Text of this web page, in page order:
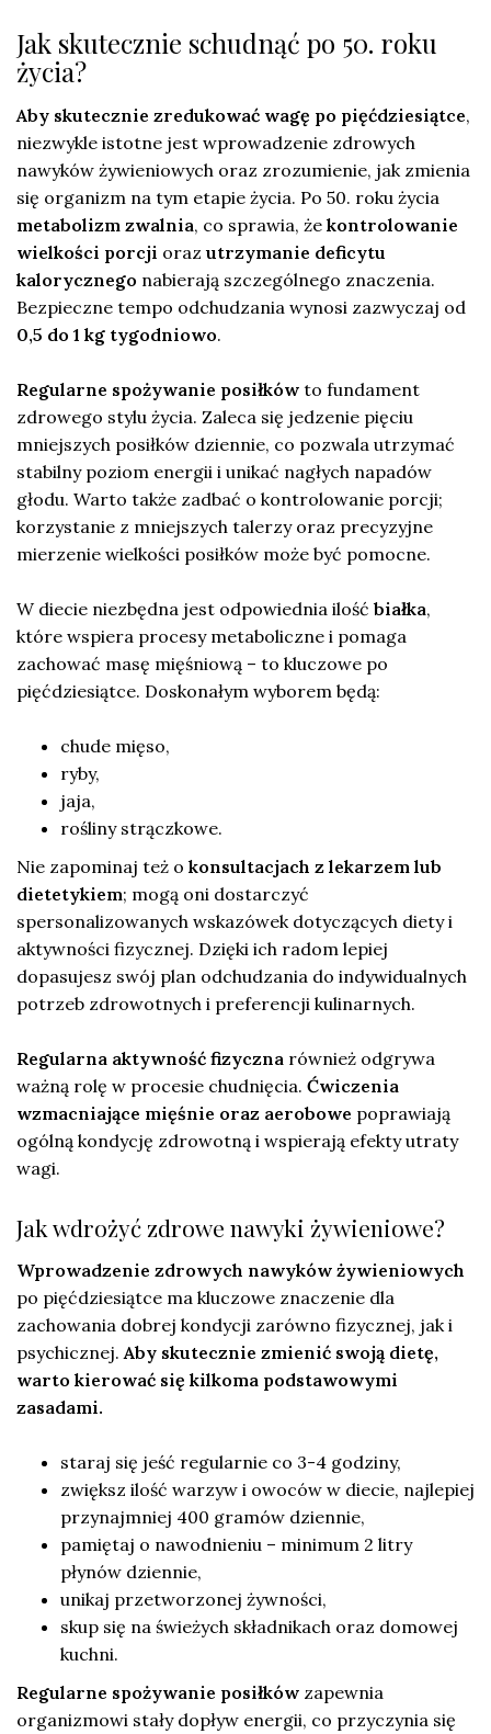
Jak skutecznie schudnąć po 50. roku
życia?
Aby skutecznie zredukować wagę po pięćdziesiątce,
niezwykle istotne jest wprowadzenie zdrowych
nawyków żywieniowych oraz zrozumienie, jak zmienia
się organizm na tym etapie życia. Po 50. roku życia
metabolizm zwalnia, co sprawia, że kontrolowanie
wielkości porcji oraz utrzymanie deficytu
kalorycznego nabierają szczególnego znaczenia.
Bezpieczne tempo odchudzania wynosi zazwyczaj od
0,5 do 1 kg tygodniowo.
Regularne spożywanie posiłków to fundament
zdrowego stylu życia. Zaleca się jedzenie pięciu
mniejszych posiłków dziennie, co pozwala utrzymać
stabilny poziom energii i unikać nagłych napadów
głodu. Warto także zadbać o kontrolowanie porcji;
korzystanie z mniejszych talerzy oraz precyzyjne
mierzenie wielkości posiłków może być pomocne.
W diecie niezbędna jest odpowiednia ilość białka,
które wspiera procesy metaboliczne i pomaga
zachować masę mięśniową – to kluczowe po
pięćdziesiątce. Doskonałym wyborem będą:
chude mięso,
ryby,
jaja,
rośliny strączkowe.
Nie zapominaj też o konsultacjach z lekarzem lub
dietetykiem; mogą oni dostarczyć
spersonalizowanych wskazówek dotyczących diety i
aktywności fizycznej. Dzięki ich radom lepiej
dopasujesz swój plan odchudzania do indywidualnych
potrzeb zdrowotnych i preferencji kulinarnych.
Regularna aktywność fizyczna również odgrywa
ważną rolę w procesie chudnięcia. Ćwiczenia
wzmacniające mięśnie oraz aerobowe poprawiają
ogólną kondycję zdrowotną i wspierają efekty utraty
wagi.
Jak wdrożyć zdrowe nawyki żywieniowe?
Wprowadzenie zdrowych nawyków żywieniowych
po pięćdziesiątce ma kluczowe znaczenie dla
zachowania dobrej kondycji zarówno fizycznej, jak i
psychicznej. Aby skutecznie zmienić swoją dietę,
warto kierować się kilkoma podstawowymi
zasadami.
staraj się jeść regularnie co 3-4 godziny,
zwiększ ilość warzyw i owoców w diecie, najlepiej
przynajmniej 400 gramów dziennie,
pamiętaj o nawodnieniu – minimum 2 litry
płynów dziennie,
unikaj przetworzonej żywności,
skup się na świeżych składnikach oraz domowej
kuchni.
Regularne spożywanie posiłków zapewnia
organizmowi stały dopływ energii, co przyczynia się